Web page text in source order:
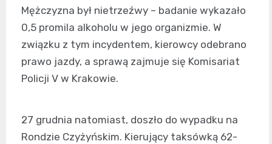
Mężczyzna był nietrzeźwy – badanie wykazało
0,5 promila alkoholu w jego organizmie. W
związku z tym incydentem, kierowcy odebrano
prawo jazdy, a sprawą zajmuje się Komisariat
Policji V w Krakowie.
27 grudnia natomiast, doszło do wypadku na
Rondzie Czyżyńskim. Kierujący taksówką 62-